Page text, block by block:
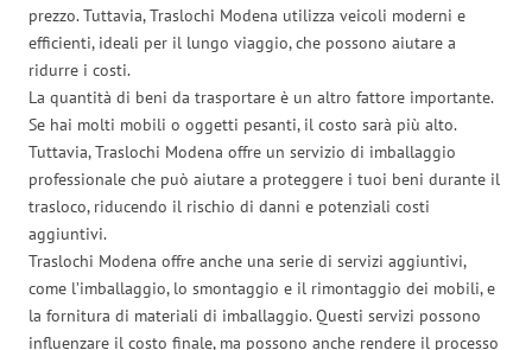
prezzo. Tuttavia, Traslochi Modena utilizza veicoli moderni e
efficienti, ideali per il lungo viaggio, che possono aiutare a
ridurre i costi.
La quantità di beni da trasportare è un altro fattore importante.
Se hai molti mobili o oggetti pesanti, il costo sarà più alto.
Tuttavia, Traslochi Modena offre un servizio di imballaggio
professionale che può aiutare a proteggere i tuoi beni durante il
trasloco, riducendo il rischio di danni e potenziali costi
aggiuntivi.
Traslochi Modena offre anche una serie di servizi aggiuntivi,
come l’imballaggio, lo smontaggio e il rimontaggio dei mobili, e
la fornitura di materiali di imballaggio. Questi servizi possono
influenzare il costo finale, ma possono anche rendere il processo